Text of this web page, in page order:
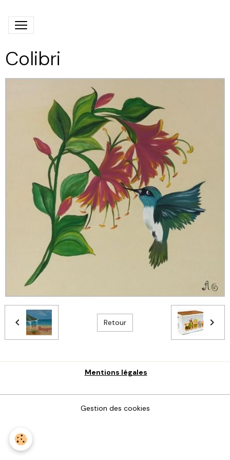
Colibri
Retour
Mentions légales
Gestion des cookies